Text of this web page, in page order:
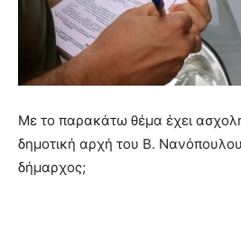
Με το παρακάτω θέμα έχει
δημοτική αρχή του Β. Νανόπουλου
δήμαρχος;